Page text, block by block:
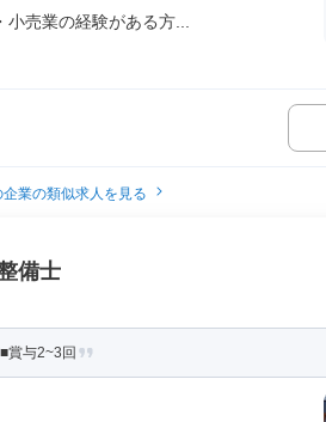
売業の経験がある方...
企業の類似求人を見る
備士
賞与2~3回